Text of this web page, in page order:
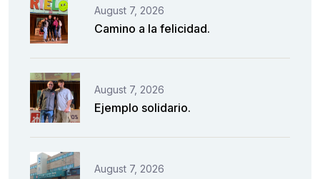
August 7, 2026
Camino a la felicidad.
August 7, 2026
Ejemplo solidario.
August 7, 2026